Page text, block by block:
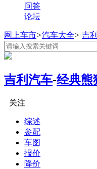
问答
论坛
网上车市>汽车大全> 吉利
吉利汽车-经典熊
关注
综述
参配
车图
报价
降价